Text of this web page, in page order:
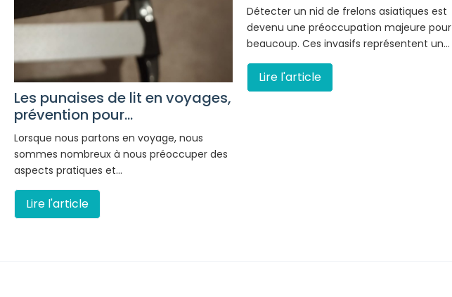
Les punaises de lit en voyages,
prévention pour...
Lorsque nous partons en voyage, nous
sommes nombreux à nous préoccuper des
aspects pratiques et…
Lire l'article
Détecter un nid de frelons asiatiques est
devenu une préoccupation majeure pour
beaucoup. Ces invasifs représentent un…
Lire l'article